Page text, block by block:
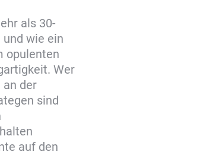
als 30-
wie ein
opulenten
Wer
an der
sind
auf den